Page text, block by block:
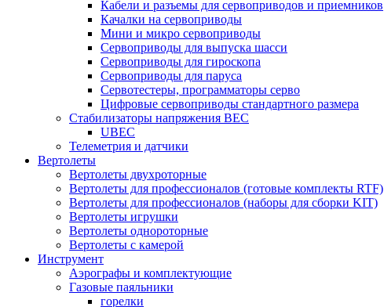
Кабели и разъемы для сервоприводов и приемников
Качалки на сервоприводы
Мини и микро сервоприводы
Сервоприводы для выпуска шасси
Сервоприводы для гироскопа
Сервоприводы для паруса
Сервотестеры, программаторы серво
Цифровые сервоприводы стандартного размера
Стабилизаторы напряжения BEC
UBEC
Телеметрия и датчики
Вертолеты
Вертолеты двухроторные
Вертолеты для профессионалов (готовые комплекты RTF)
Вертолеты для профессионалов (наборы для сборки KIT)
Вертолеты игрушки
Вертолеты однороторные
Вертолеты с камерой
Инструмент
Аэрографы и комплектующие
Газовые паяльники
горелки